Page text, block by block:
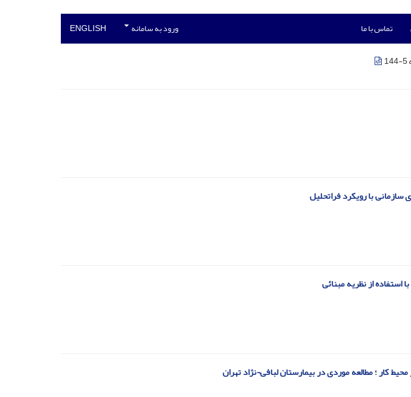
تماس با ما ورود به سامانه ENGLISH
سازمانی با رویکرد فراتحلیل
از نظریه مبنائی
؛ مطالعه موردی در بیمارستان لبافی¬نژاد تهران